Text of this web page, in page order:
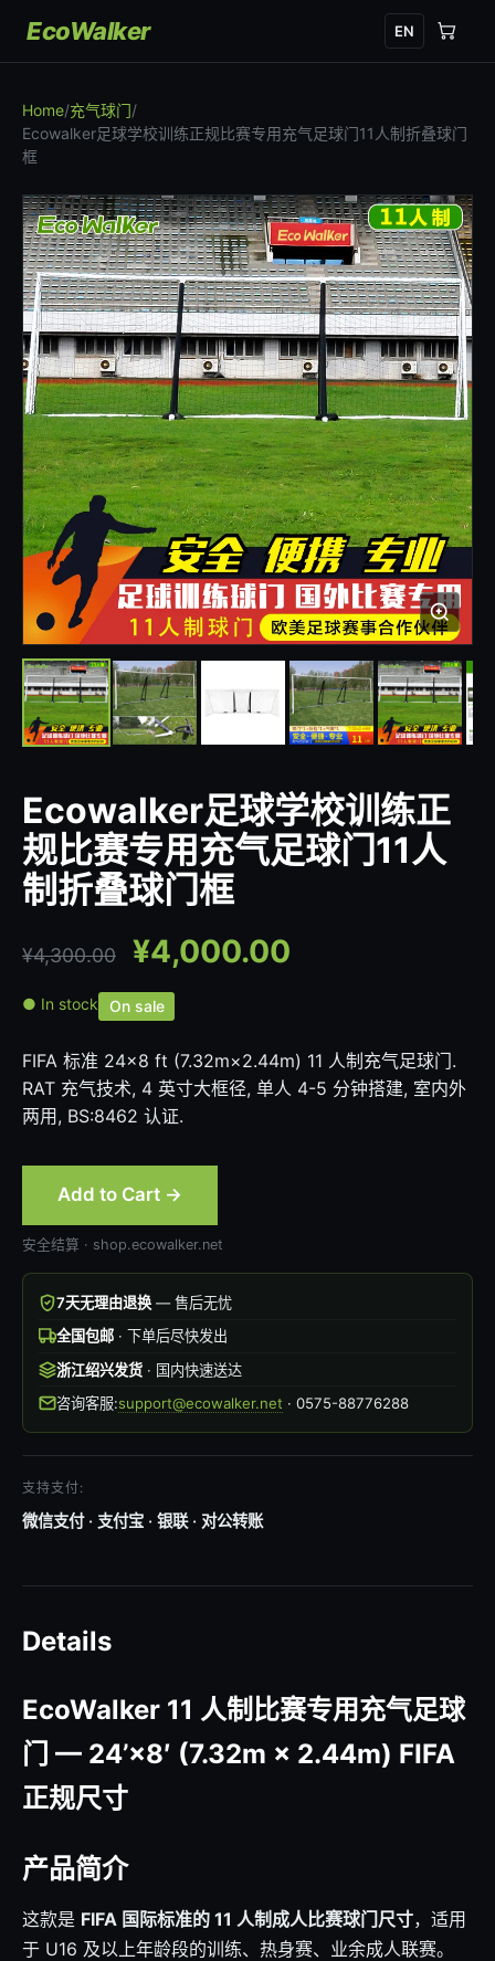
EcoWalker EN
Home/充气球门/
Ecowalker足球学校训练正规比赛专用充气足球门11人制折叠球门
框
Ecowalker足球学校训练正
规比赛专用充气足球门11人
制折叠球门框
¥4,300.00 ¥4,000.00
● In stock On sale
FIFA 标准 24×8 ft (7.32m×2.44m) 11 人制充气足球门.
RAT 充气技术, 4 英寸大框径, 单人 4-5 分钟搭建, 室内外
两用, BS:8462 认证.
Add to Cart →
安全结算 · shop.ecowalker.net
7天无理由退换— 售后无忧
全国包邮· 下单后尽快发出
浙江绍兴发货· 国内快速送达
咨询客服:support@ecowalker.net · 0575-88776288
支持支付:
微信支付 · 支付宝 · 银联 · 对公转账
Details
EcoWalker 11 人制比赛专用充气足球
门 — 24’×8′ (7.32m × 2.44m) FIFA
正规尺寸
产品简介
这款是 FIFA 国际标准的 11 人制成人比赛球门尺寸，适用
于 U16 及以上年龄段的训练、热身赛、业余成人联赛。